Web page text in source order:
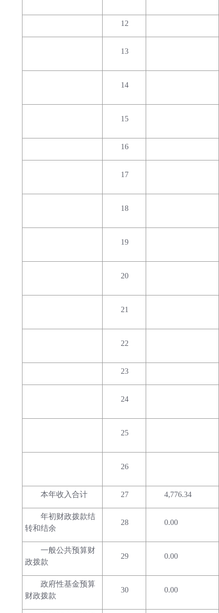
12
13
14
15
16
17
18
19
20
21
22
23
24
25
26
本年收入合计 27 4,776.34
年初财政拨款结
转和结余
28 0.00
一般公共预算财
政拨款
29 0.00
政府性基金预算
财政拨款
30 0.00